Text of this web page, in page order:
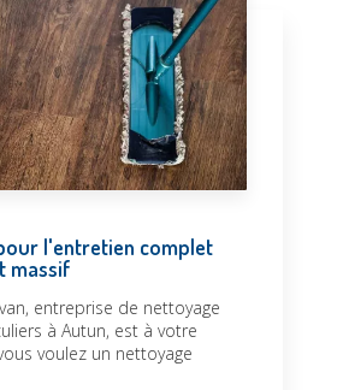
l'entretien complet
massif
entreprise de nettoyage
à Autun, est à votre
voulez un nettoyage